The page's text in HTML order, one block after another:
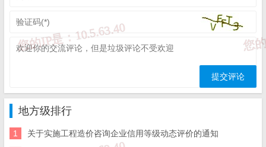
地方级排行
1 关于实施工程造价咨询企业信用等级动态评价的通知